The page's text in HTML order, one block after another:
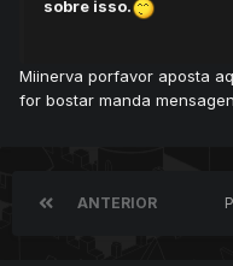
sobre isso.
Miinerva porfavor aposta
for bostar manda mensagen
ANTERIOR